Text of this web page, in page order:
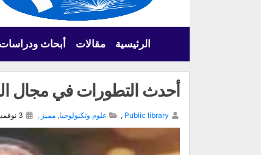
الرئيسية مقالات أبحاث ودراسات
أحدث التطورات في مجال
Public library
, علوم وتكنولوجيا, مميز ,